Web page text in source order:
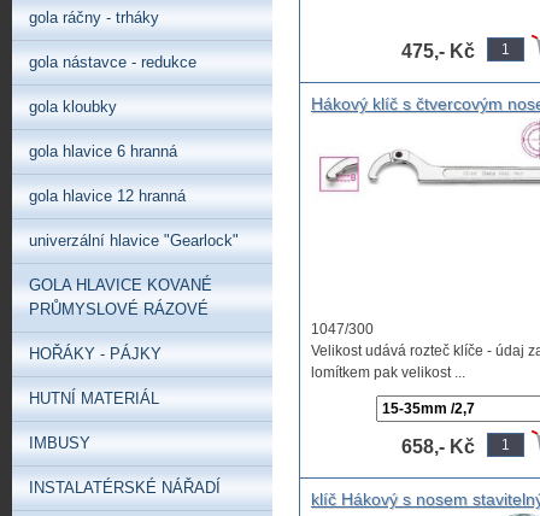
475,- Kč
Hákový klíč s čtvercovým
pro kruhové matice BETA
,stavitelný hákový klíč 15mm-
180mm ,klíč na stavitelné
,hákový klíč na pístnice, klíč
1047/300
Velikost udává rozteč klíče - údaj
lomítkem pak velikost ...
658,- Kč
klíč Hákový s nosem
gola ráčny - trháky
gola nástavce - redukce
gola kloubky
gola hlavice 6 hranná
gola hlavice 12 hranná
univerzální hlavice "Gearlock"
GOLA HLAVICE KOVANÉ
PRŮMYSLOVÉ RÁZOVÉ
HOŘÁKY - PÁJKY
HUTNÍ MATERIÁL
IMBUSY
INSTALATÉRSKÉ NÁŘADÍ